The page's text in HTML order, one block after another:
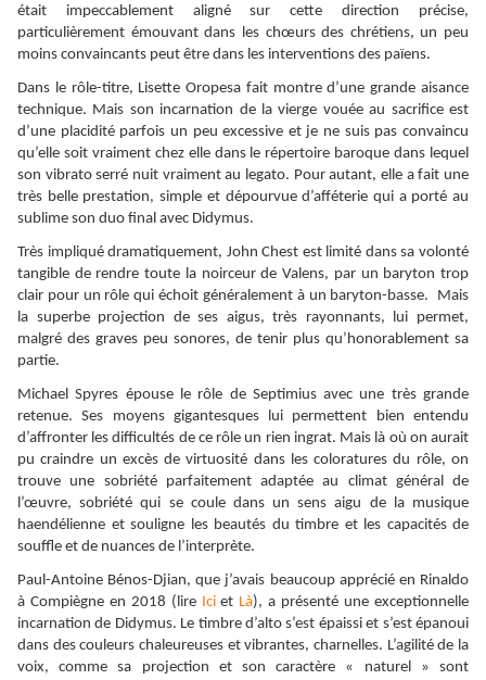
était impeccablement aligné sur cette direction précise,
particulièrement émouvant dans les chœurs des chrétiens, un peu
moins convaincants peut être dans les interventions des païens.
Dans le rôle-titre, Lisette Oropesa fait montre d’une grande aisance
technique. Mais son incarnation de la vierge vouée au sacrifice est
d’une placidité parfois un peu excessive et je ne suis pas convaincu
qu’elle soit vraiment chez elle dans le répertoire baroque dans lequel
son vibrato serré nuit vraiment au legato. Pour autant, elle a fait une
très belle prestation, simple et dépourvue d’afféterie qui a porté au
sublime son duo final avec Didymus.
Très impliqué dramatiquement, John Chest est limité dans sa volonté
tangible de rendre toute la noirceur de Valens, par un baryton trop
clair pour un rôle qui échoit généralement à un baryton-basse. Mais
la superbe projection de ses aigus, très rayonnants, lui permet,
malgré des graves peu sonores, de tenir plus qu’honorablement sa
partie.
Michael Spyres épouse le rôle de Septimius avec une très grande
retenue. Ses moyens gigantesques lui permettent bien entendu
d’affronter les difficultés de ce rôle un rien ingrat. Mais là où on aurait
pu craindre un excès de virtuosité dans les coloratures du rôle, on
trouve une sobriété parfaitement adaptée au climat général de
l’œuvre, sobriété qui se coule dans un sens aigu de la musique
haendélienne et souligne les beautés du timbre et les capacités de
souffle et de nuances de l’interprète.
Paul-Antoine Bénos-Djian, que j’avais beaucoup apprécié en Rinaldo
à Compiègne en 2018 (lire Iciet Là), a présenté une exceptionnelle
incarnation de Didymus. Le timbre d’alto s’est épaissi et s’est épanoui
dans des couleurs chaleureuses et vibrantes, charnelles. L’agilité de la
voix, comme sa projection et son caractère « naturel » sont